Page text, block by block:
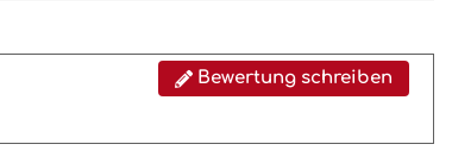
Bewertung schreiben